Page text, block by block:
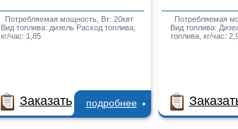
Потребляемая мощность, Вт: 20квт
Вид топлива: дизель Расход топлива,
кг/час: 1,85
Заказать подробнее
Потребляемая
Вид топлива:
топлива, кг/час: